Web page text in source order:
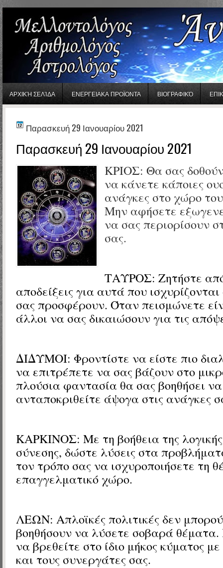
ΑΡΧΙΚΉ ΣΕΛΊΔΑ ΕΝΕΡΓΕΙΑΚΑ ΠΡΟΪΟΝΤΑ ΒΙΟΓΡΑΦΙΚΌ
Παρασκευή 29 Ιανουαρίου 2021
Παρασκευή 29 Ιανουαρίου 2021
ΚΡΙΟΣ: Θα σας
να κάνετε κάποιες
ανάγκες στο χώρο
Μην αφήσετε
να σας περιορίσουν
σας.
ΤΑΥΡΟΣ: Ζητήστε
αποδείξεις για αυτά που
σας προσφέρουν. Όταν πεισμώνετε
άλλοι να σας δικαιώσουν για τις
ΔΙΔΥΜΟΙ: Φροντίστε να είστε πιο
να επιτρέπετε να σας βάζουν στο
πλούσια φαντασία θα σας βοηθήσει να
ανταποκριθείτε άψογα στις ανάγκες
ΚΑΡΚΙΝΟΣ: Με τη βοήθεια της λογικής
σύνεσης, δώστε λύσεις στα
τον τρόπο σας να ισχυροποιήσετε τη
επαγγελματικό χώρο.
ΛΕΩΝ: Απλοϊκές πολιτικές δεν
βοηθήσουν να λύσετε σοβαρά
να βρεθείτε στο ίδιο μήκος κύματος
και τους συνεργάτες σας.